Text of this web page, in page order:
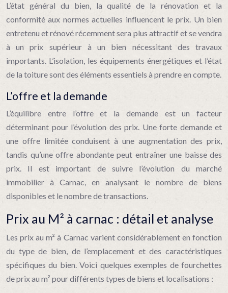
L’état général du bien, la qualité de la rénovation et la
conformité aux normes actuelles influencent le prix. Un bien
entretenu et rénové récemment sera plus attractif et se vendra
à un prix supérieur à un bien nécessitant des travaux
importants. L’isolation, les équipements énergétiques et l’état
de la toiture sont des éléments essentiels à prendre en compte.
L’offre et la demande
L’équilibre entre l’offre et la demande est un facteur
déterminant pour l’évolution des prix. Une forte demande et
une offre limitée conduisent à une augmentation des prix,
tandis qu’une offre abondante peut entraîner une baisse des
prix. Il est important de suivre l’évolution du marché
immobilier à Carnac, en analysant le nombre de biens
disponibles et le nombre de transactions.
Prix au M² à carnac : détail et analyse
Les prix au m² à Carnac varient considérablement en fonction
du type de bien, de l’emplacement et des caractéristiques
spécifiques du bien. Voici quelques exemples de fourchettes
de prix au m² pour différents types de biens et localisations :